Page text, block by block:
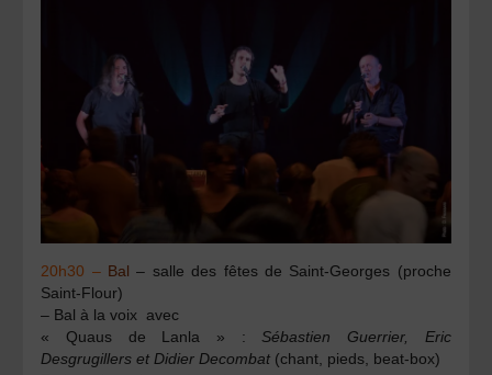
20h30 – Bal– salle des fêtes de Saint-Georges (proche
Saint-Flour)
– Bal à la voix avec
« Quaus de Lanla » :Sébastien Guerrier, Eric
Desgrugillers et Didier Decombat (chant, pieds, beat-box)